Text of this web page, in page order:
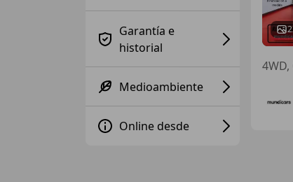
Garantía e
historial
Medioambiente
Online desde